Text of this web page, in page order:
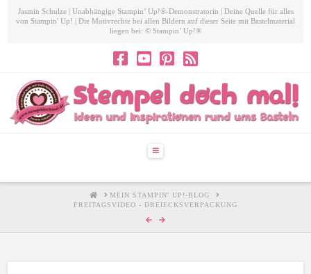
Jasmin Schulze | Unabhängige Stampin’ Up!®-Demonstratorin | Deine Quelle für alles
von Stampin' Up! | Die Motivrechte bei allen Bildern auf dieser Seite mit Bastelmaterial
liegen bei: © Stampin’ Up!®
Navigation
HOMEMEIN STAMPIN' UP!-BLOG
FREITAGSVIDEO - DREIECKSVERPACKUNG